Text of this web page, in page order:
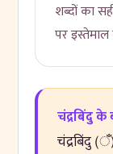
शब्दों का
पर
चंद्रबिंदु के
चंद्रबिंदु